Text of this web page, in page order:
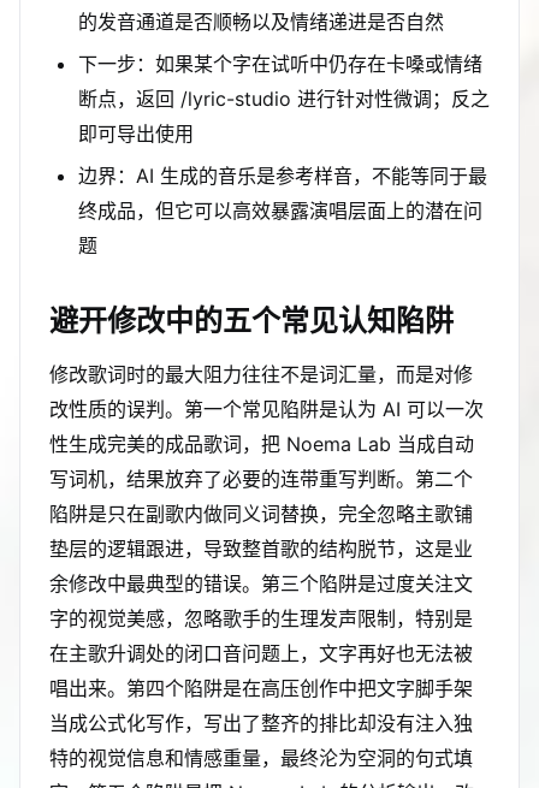
的发音通道是否顺畅以及情绪递进是否自然
下一步：如果某个字在试听中仍存在卡嗓或情绪
断点，返回 /lyric-studio 进行针对性微调；反之
即可导出使用
边界：AI 生成的音乐是参考样音，不能等同于最
终成品，但它可以高效暴露演唱层面上的潜在问
题
避开修改中的五个常见认知陷阱
修改歌词时的最大阻力往往不是词汇量，而是对修
改性质的误判。第一个常见陷阱是认为 AI 可以一次
性生成完美的成品歌词，把 Noema Lab 当成自动
写词机，结果放弃了必要的连带重写判断。第二个
陷阱是只在副歌内做同义词替换，完全忽略主歌铺
垫层的逻辑跟进，导致整首歌的结构脱节，这是业
余修改中最典型的错误。第三个陷阱是过度关注文
字的视觉美感，忽略歌手的生理发声限制，特别是
在主歌升调处的闭口音问题上，文字再好也无法被
唱出来。第四个陷阱是在高压创作中把文字脚手架
当成公式化写作，写出了整齐的排比却没有注入独
特的视觉信息和情感重量，最终沦为空洞的句式填